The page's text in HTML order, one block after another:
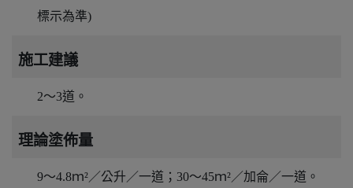
標示為準)
施工建議
2～3道。
理論塗佈量
9～4.8ｍ²／公升／一道；30～45ｍ²／加侖／一道。